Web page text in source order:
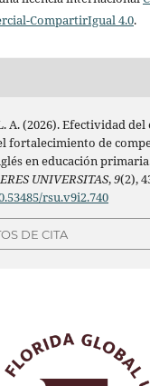
CompartirIgual 4.0.
A. (2026). Efectividad
fortalecimiento de
en educación
UNIVERSITAS,9(2),
rsu.v9i2.740
DE CITA